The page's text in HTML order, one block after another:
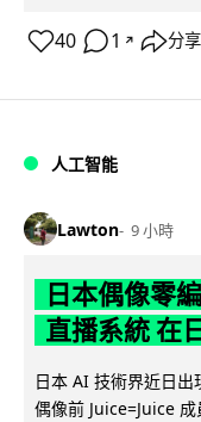
40 1 ↗ 分享
人工智能
Lawton 9 小時
日本偶像零
直播系統 在
日本 AI 技術界近日
偶像前 Juice=Juice